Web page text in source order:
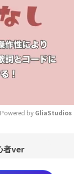
Powered by GliaStudios
者ver